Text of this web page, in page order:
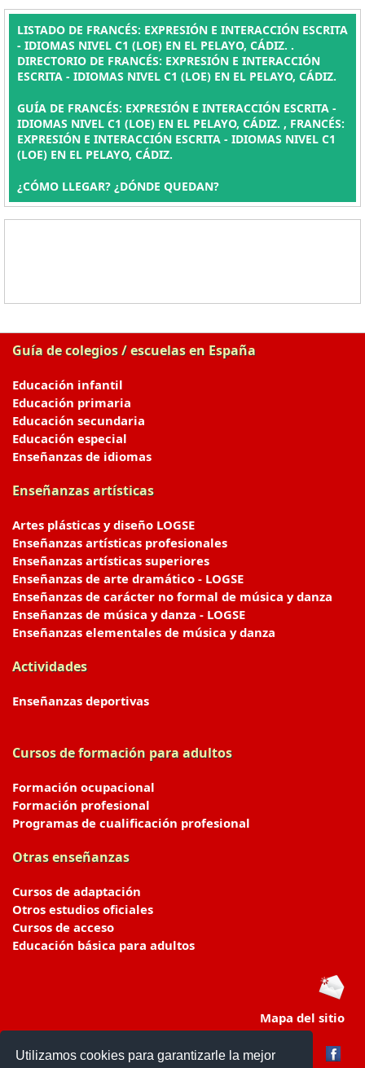
Utilizamos cookies para garantizarle la mejor
LISTADO DE FRANCÉS: EXPRESIÓN E INTERACCIÓN ESCRITA
- IDIOMAS NIVEL C1 (LOE) EN EL PELAYO, CÁDIZ. .
DIRECTORIO DE FRANCÉS: EXPRESIÓN E INTERACCIÓN
ESCRITA - IDIOMAS NIVEL C1 (LOE) EN EL PELAYO, CÁDIZ.
GUÍA DE FRANCÉS: EXPRESIÓN E INTERACCIÓN ESCRITA -
IDIOMAS NIVEL C1 (LOE) EN EL PELAYO, CÁDIZ. , FRANCÉS:
EXPRESIÓN E INTERACCIÓN ESCRITA - IDIOMAS NIVEL C1
(LOE) EN EL PELAYO, CÁDIZ.
¿CÓMO LLEGAR? ¿DÓNDE QUEDAN?
Guía de colegios / escuelas en España
Educación infantil
Educación primaria
Educación secundaria
Educación especial
Enseñanzas de idiomas
Enseñanzas artísticas
Artes plásticas y diseño LOGSE
Enseñanzas artísticas profesionales
Enseñanzas artísticas superiores
Enseñanzas de arte dramático - LOGSE
Enseñanzas de carácter no formal de música y danza
Enseñanzas de música y danza - LOGSE
Enseñanzas elementales de música y danza
Actividades
Enseñanzas deportivas
Cursos de formación para adultos
Formación ocupacional
Formación profesional
Programas de cualificación profesional
Otras enseñanzas
Cursos de adaptación
Otros estudios oficiales
Cursos de acceso
Educación básica para adultos
Mapa del sitio